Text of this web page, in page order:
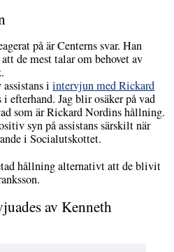
på är Centerns svar. Han
de mest talar om behovet av
assistans iintervjun med Rickard
i efterhand. Jag blir osäker på vad
som är Rickard Nordins hållning.
syn på assistans särskilt när
i Socialutskottet.
hållning alternativt att de blivit
av Kenneth